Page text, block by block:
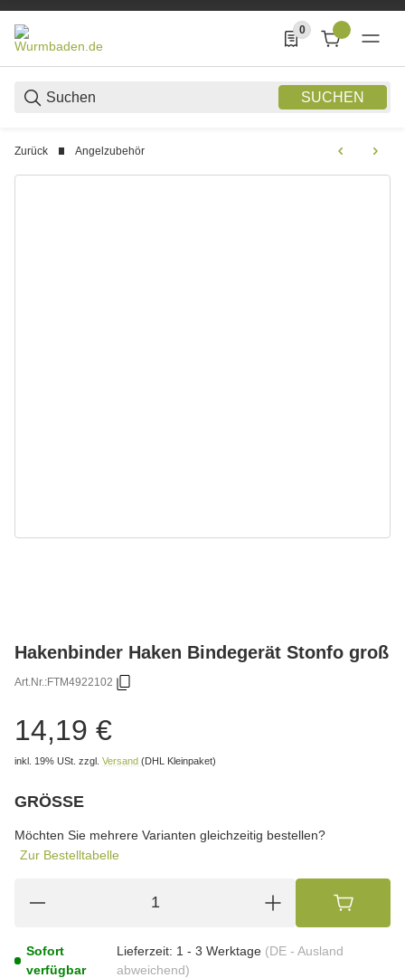
SUCHEN
0
0 Produkte in der
Zurück Angelzubehör
Hakenbinder Haken Bindegerät Stonfo groß
Art.Nr.:FTM4922102
14,19 €
inkl. 19% USt. zzgl. Versand (DHL Kleinpaket)
GRÖSSE
Möchten Sie mehrere Varianten gleichzeitig bestellen?
Zur Bestelltabelle
Sofort
verfügbar
Lieferzeit: 1 - 3 Werktage (DE - Ausland
abweichend)